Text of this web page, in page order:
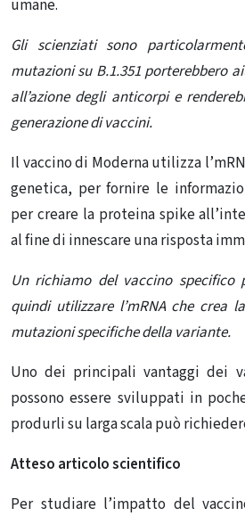
umane.
Gli scienziati sono
mutazioni su B.1.351 porterebbero
all’azione degli anticorpi e
generazione di vaccini.
Il vaccino di Moderna utilizza
genetica, per fornire le
per creare la proteina spike
al fine di innescare una risposta
Un richiamo del vaccino specifico
quindi utilizzare l’mRNA che crea
mutazioni specifiche della variante.
Uno dei principali vantaggi dei
possono essere sviluppati in
produrli su larga scala può
Atteso articolo scientifico
Per studiare l’impatto del